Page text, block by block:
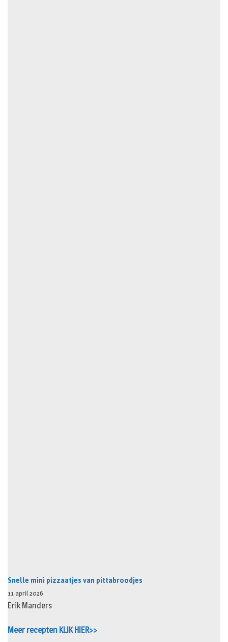
Snelle mini pizzaatjes van pittabroodjes
11 april 2026
Erik Manders
Meer recepten KLIK HIER>>